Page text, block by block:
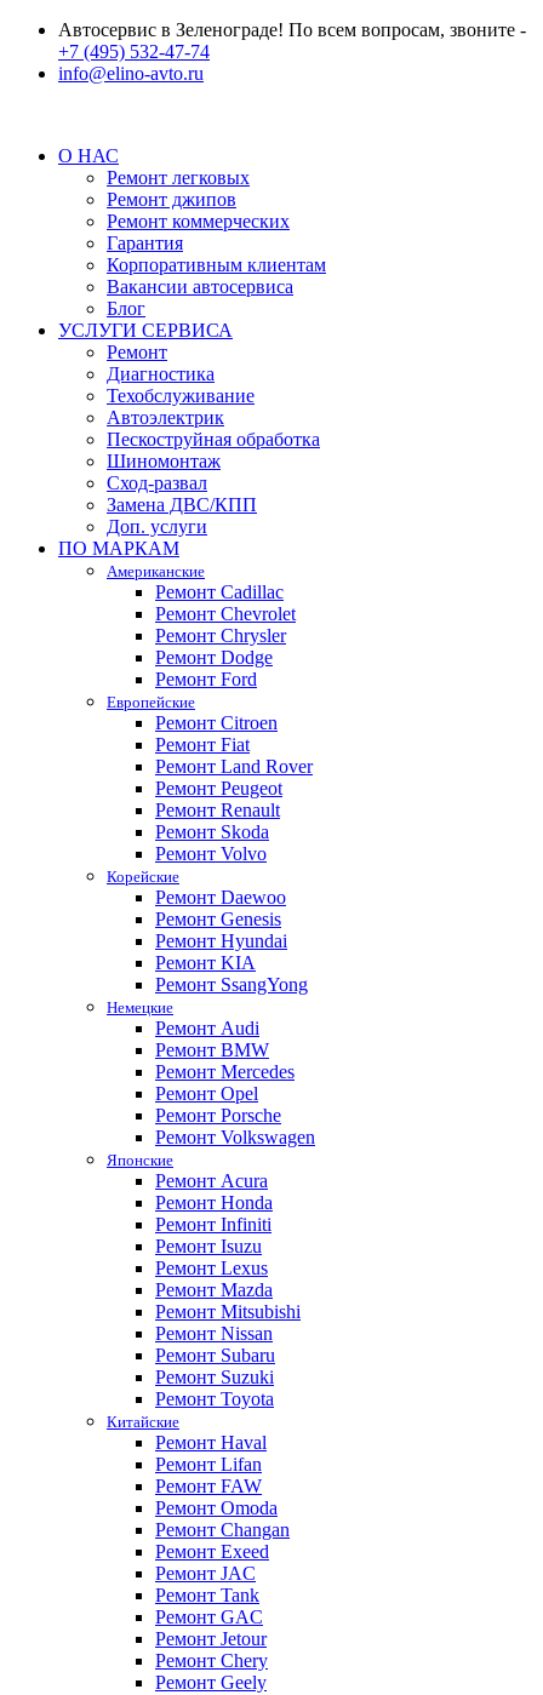
Автосервис в Зеленограде! По всем вопросам, звоните -
+7 (495) 532-47-74
info@elino-avto.ru
О НАС
Ремонт легковых
Ремонт джипов
Ремонт коммерческих
Гарантия
Корпоративным клиентам
Вакансии автосервиса
Блог
УСЛУГИ СЕРВИСА
Ремонт
Диагностика
Техобслуживание
Автоэлектрик
Пескоструйная обработка
Шиномонтаж
Сход-развал
Замена ДВС/КПП
Доп. услуги
ПО МАРКАМ
Американские
Ремонт Cadillac
Ремонт Chevrolet
Ремонт Chrysler
Ремонт Dodge
Ремонт Ford
Европейские
Ремонт Citroen
Ремонт Fiat
Ремонт Land Rover
Ремонт Peugeot
Ремонт Renault
Ремонт Skoda
Ремонт Volvo
Корейские
Ремонт Daewoo
Ремонт Genesis
Ремонт Hyundai
Ремонт KIA
Ремонт SsangYong
Немецкие
Ремонт Audi
Ремонт BMW
Ремонт Mercedes
Ремонт Opel
Ремонт Porsche
Ремонт Volkswagen
Японские
Ремонт Acura
Ремонт Honda
Ремонт Infiniti
Ремонт Isuzu
Ремонт Lexus
Ремонт Mazda
Ремонт Mitsubishi
Ремонт Nissan
Ремонт Subaru
Ремонт Suzuki
Ремонт Toyota
Китайские
Ремонт Haval
Ремонт Lifan
Ремонт FAW
Ремонт Omoda
Ремонт Changan
Ремонт Exeed
Ремонт JAC
Ремонт Tank
Ремонт GAC
Ремонт Jetour
Ремонт Chery
Ремонт Geely